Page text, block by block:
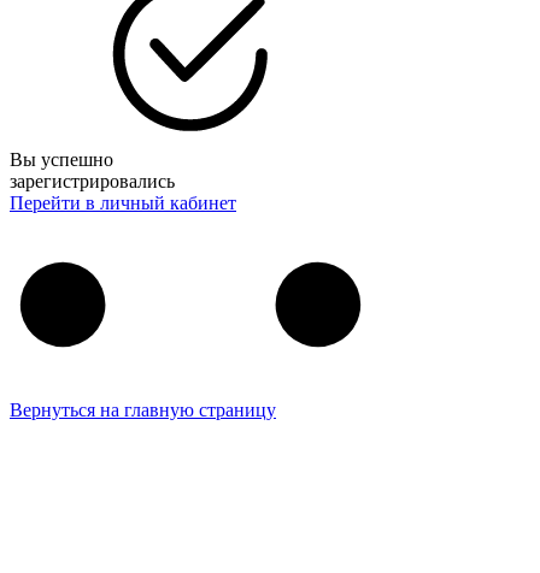
Вы успешно
зарегистрировались
Перейти в личный кабинет
Вернуться на главную страницу